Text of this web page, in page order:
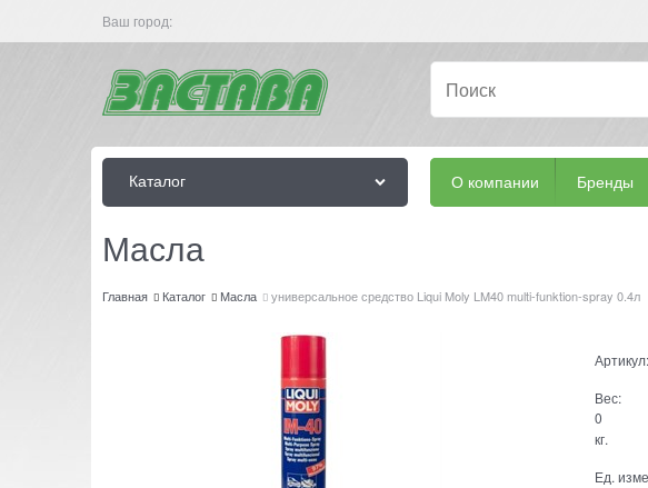
Ваш город:
Каталог О компании Бренды
Масла
Главная Каталог Масла универсальное средство Liqui Moly LM40 multi-funktion-spray 0.4л
Артикул:
Вес:
0
кг.
Ед.